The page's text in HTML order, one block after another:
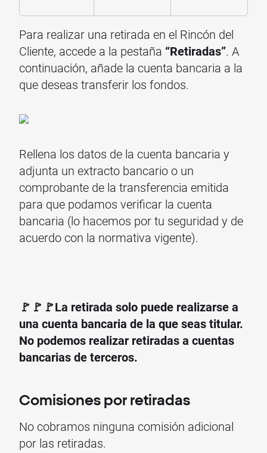
Para realizar una retirada en el Rincón del
Cliente, accede a la pestaña “Retiradas”. A
continuación, añade la cuenta bancaria a la
que deseas transferir los fondos.
Rellena los datos de la cuenta bancaria y
adjunta un extracto bancario o un
comprobante de la transferencia emitida
para que podamos verificar la cuenta
bancaria (lo hacemos por tu seguridad y de
acuerdo con la normativa vigente).
🚩🚩🚩La retirada solo puede realizarse a
una cuenta bancaria de la que seas titular.
No podemos realizar retiradas a cuentas
bancarias de terceros.
Comisiones por retiradas
No cobramos ninguna comisión adicional
por las retiradas.